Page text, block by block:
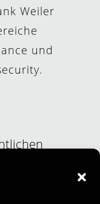
Weiler
und